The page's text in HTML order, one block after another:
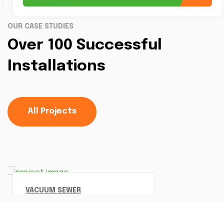
OUR CASE STUDIES
Over 100 Successful
Installations
All Projects
VACUUM SEWER